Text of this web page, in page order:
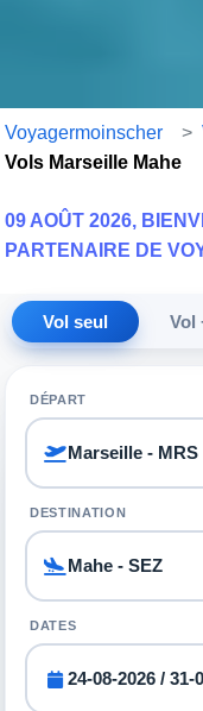
Voyagermoinscher >
Vols Marseille Mahe
09 AOÛT 2026,
PARTENAIRE DE
Vol seul Vol
DÉPART
DESTINATION
DATES